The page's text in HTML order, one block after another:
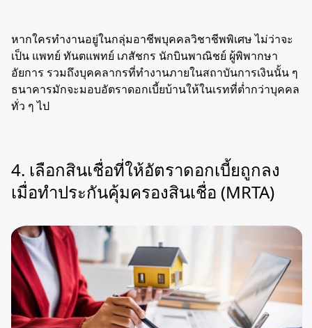
หากใครทำงานอยู่ในกลุ่มอาชีพบุคคลวิชาชีพพิเศษ ไม่ว่าจะ
เป็น แพทย์ ทันตแพทย์ เภสัชกร นักบินพาณิชย์ ผู้พิพากษา
อัยการ รวมถึงบุคคลากรที่ทำงานภายในสถาบันการเงินนั้น ๆ
ธนาคารมักจะมอบอัตราดอกเบี้ยบ้านให้ในเรทที่ต่ำกว่าบุคคล
ทั่ว ๆ ไป
4. เลือกสินเชื่อที่ให้อัตราดอกเบี้ยถูกลง
เมื่อทำประกันคุ้มครองสินเชื่อ (MRTA)